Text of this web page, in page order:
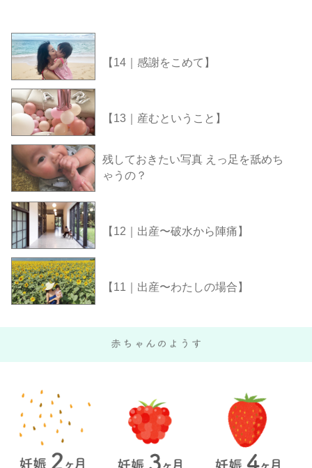
【14｜感謝をこめて】
【13｜産むということ】
残しておきたい写真 えっ足を舐めち
ゃうの？
【12｜出産〜破水から陣痛】
【11｜出産〜わたしの場合】